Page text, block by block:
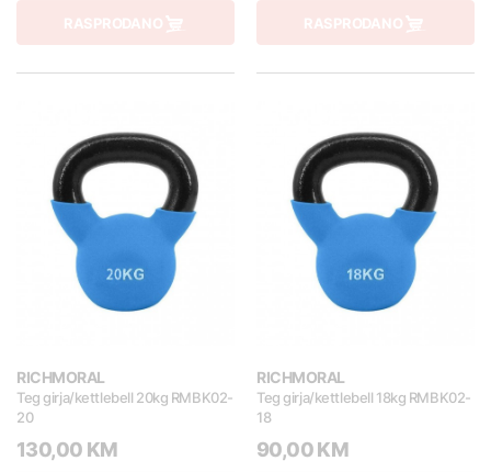
RASPRODANO RASPRODANO
RICHMORAL
Teg girja/kettlebell 20kg RMBK02-
20
130,00 KM
RICHMORAL
Teg girja/kettlebell 18kg RMBK02-
18
90,00 KM